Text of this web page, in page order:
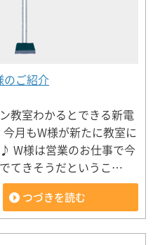
のご紹介
教室わかるとできる新電
今月もW様が新たに教室に
W様は営業のお仕事で今
てきそうだというこ…
つづきを読む